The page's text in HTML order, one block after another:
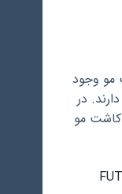
مو وجود
در
کاشت مو